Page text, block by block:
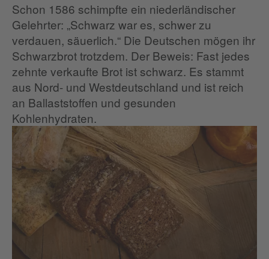
Schon 1586 schimpfte ein niederländischer
Gelehrter: „Schwarz war es, schwer zu
verdauen, säuerlich.“ Die Deutschen mögen ihr
Schwarzbrot trotzdem. Der Beweis: Fast jedes
zehnte verkaufte Brot ist schwarz. Es stammt
aus Nord- und Westdeutschland und ist reich
an Ballaststoffen und gesunden
Kohlenhydraten.